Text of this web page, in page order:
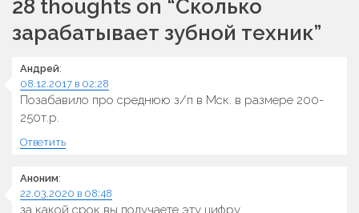
28 thoughts on “Сколько
зарабатывает зубной техник”
Андрей:
08.12.2017 в 02:28
Позабавило про среднюю з/п в Мск. в размере 200-
250т.р.
Ответить
Аноним:
22.03.2020 в 08:48
за какой срок вы получаете эту цифру